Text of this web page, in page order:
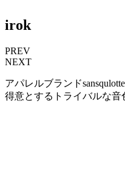
irok
PREV
NEXT
アパレルブランド
得意とするトライバルな音